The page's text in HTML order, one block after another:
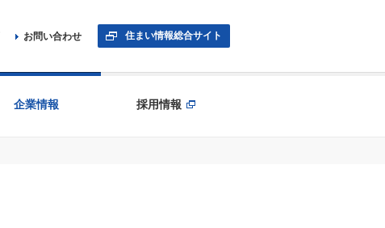
企業情報 採用情報
住まい情報総合サイト
お問い合わせ